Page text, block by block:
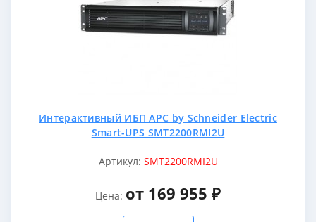
Интерактивный ИБП APC by Schneider Electric
Smart-UPS SMT2200RMI2U
Артикул: SMT2200RMI2U
Цена: от 169 955 ₽